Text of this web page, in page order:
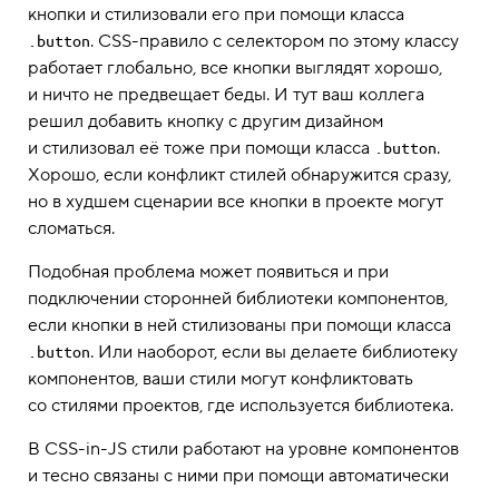
кнопки и стилизовали его при помощи класса
.button. CSS-правило с селектором по этому классу
работает глобально, все кнопки выглядят хорошо,
и ничто не предвещает беды. И тут ваш коллега
решил добавить кнопку с другим дизайном
и стилизовал её тоже при помощи класса
.button.
Хорошо, если конфликт стилей обнаружится сразу,
но в худшем сценарии все кнопки в проекте могут
сломаться.
Подобная проблема может появиться и при
подключении сторонней библиотеки компонентов,
если кнопки в ней стилизованы при помощи класса
.button. Или наоборот, если вы делаете библиотеку
компонентов, ваши стили могут конфликтовать
со стилями проектов, где используется библиотека.
В CSS-in-JS стили работают на уровне компонентов
и тесно связаны с ними при помощи автоматически